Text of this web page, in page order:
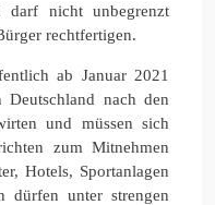
nicht unbegrenzt
rechtfertigen.
ab Januar 2021
nach den
und müssen sich
zum Mitnehmen
Hotels, Sportanlagen
dürfen unter strengen